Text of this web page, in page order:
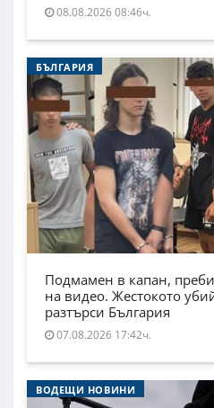
08.08.2026 08:46ч.
БЪЛГАРИЯ
Подмамен в капан,
на видео. Жестокото
разтърси България
07.08.2026 17:42ч.
ВОДЕЩИ НОВИНИ